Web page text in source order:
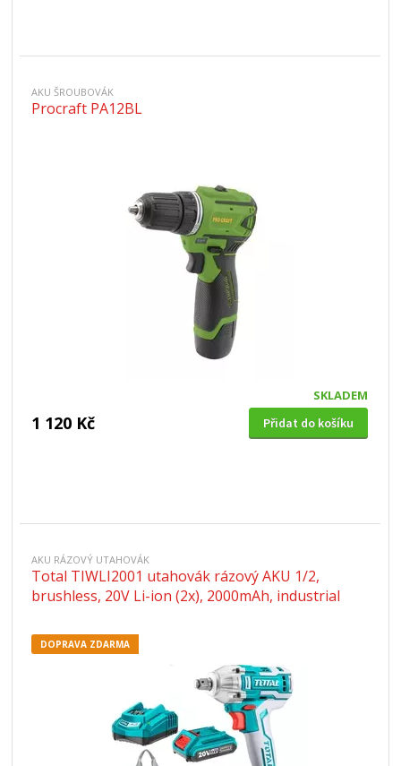
AKU ŠROUBOVÁK
Procraft PA12BL
SKLADEM
1 120 Kč Přidat do košíku
AKU RÁZOVÝ UTAHOVÁK
Total TIWLI2001 utahovák rázový AKU 1/2,
brushless, 20V Li-ion (2x), 2000mAh, industrial
DOPRAVA ZDARMA